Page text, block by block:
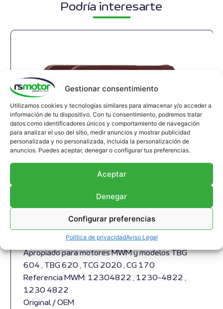
Gestionar consentimiento
Utilizamos cookies y tecnologías similares para almacenar y/o acceder a
información de tu dispositivo. Con tu consentimiento, podremos tratar
datos como identificadores únicos y comportamiento de navegación
para analizar el uso del sitio, medir anuncios y mostrar publicidad
personalizada y no personalizada, incluida la personalización de
anuncios. Puedes aceptar, denegar o configurar tus preferencias.
Aceptar
Denegar
Configurar preferencias
Política de privacidadAviso Legal
Podría interesarte
Compensador MWM RS-12304822
Junta de expansión MWM RS-12304822
Apropiado para motores MWM y modelos TBG
604 , TBG 620 , TCG 2020 , CG 170
Referencia MWM: 12304822 , 1230-4822 ,
1230 4822
Original / OEM